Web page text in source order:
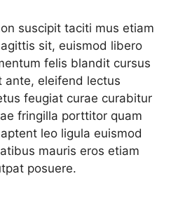
suscipit taciti mus etiam
sit, euismod libero
felis blandit cursus
ante, eleifend lectus
feugiat curae curabitur
fringilla porttitor quam
leo ligula euismod
mauris eros etiam
posuere.